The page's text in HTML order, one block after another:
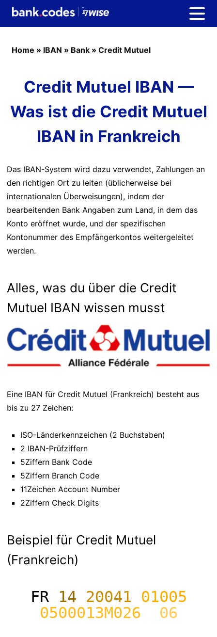
Home » IBAN » Bank » Credit Mutuel
Credit Mutuel IBAN —
Was ist die Credit Mutuel
IBAN in Frankreich
Das IBAN-System wird dazu verwendet, Zahlungen an
den richtigen Ort zu leiten (üblicherweise bei
internationalen Überweisungen), indem der
bearbeitenden Bank Angaben zum Land, in dem das
Konto eröffnet wurde, und der spezifischen
Kontonummer des Empfängerkontos weitergeleitet
werden.
Alles, was du über die Credit
Mutuel IBAN wissen musst
Eine IBAN für Credit Mutuel (Frankreich) besteht aus
bis zu 27 Zeichen:
ISO-Länderkennzeichen (2 Buchstaben)
2 IBAN-Prüfziffern
5Ziffern Bank Code
5Ziffern Branch Code
11Zeichen Account Number
2Ziffern Check Digits
Beispiel für Credit Mutuel
(Frankreich)
FR14 20041 01005
0500013M026
06